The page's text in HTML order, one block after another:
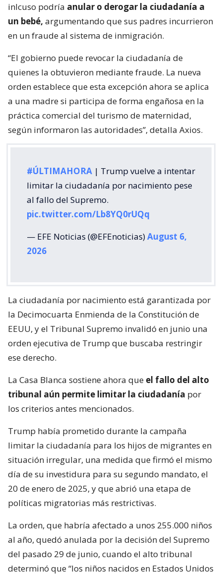
inlcuso podría anular o derogar la ciudadanía a
un bebé, argumentando que sus padres incurrieron
en un fraude al sistema de inmigración.
“El gobierno puede revocar la ciudadanía de
quienes la obtuvieron mediante fraude. La nueva
orden establece que esta excepción ahora se aplica
a una madre si participa de forma engañosa en la
práctica comercial del turismo de maternidad,
según informaron las autoridades”, detalla Axios.
#ÚLTIMAHORA | Trump vuelve a intentar
limitar la ciudadanía por nacimiento pese
al fallo del Supremo.
pic.twitter.com/Lb8YQ0rUQq
— EFE Noticias (@EFEnoticias)August 6,
2026
La ciudadanía por nacimiento está garantizada por
la Decimocuarta Enmienda de la Constitución de
EEUU, y el Tribunal Supremo invalidó en junio una
orden ejecutiva de Trump que buscaba restringir
ese derecho.
La Casa Blanca sostiene ahora que el fallo del alto
tribunal aún permite limitar la ciudadanía por
los criterios antes mencionados.
Trump había prometido durante la campaña
limitar la ciudadanía para los hijos de migrantes en
situación irregular, una medida que firmó el mismo
día de su investidura para su segundo mandato, el
20 de enero de 2025, y que abrió una etapa de
políticas migratorias más restrictivas.
La orden, que habría afectado a unos 255.000 niños
al año, quedó anulada por la decisión del Supremo
del pasado 29 de junio, cuando el alto tribunal
determinó que “los niños nacidos en Estados Unidos